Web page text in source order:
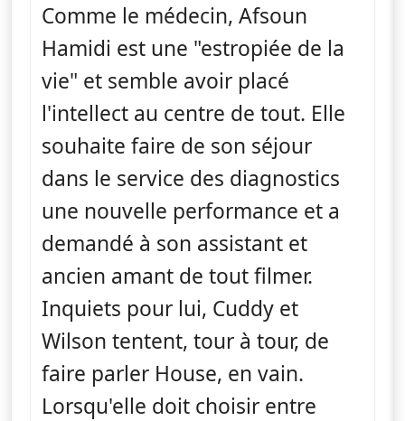
Comme le médecin, Afsoun
Hamidi est une "estropiée de la
vie" et semble avoir placé
l'intellect au centre de tout. Elle
souhaite faire de son séjour
dans le service des diagnostics
une nouvelle performance et a
demandé à son assistant et
ancien amant de tout filmer.
Inquiets pour lui, Cuddy et
Wilson tentent, tour à tour, de
faire parler House, en vain.
Lorsqu'elle doit choisir entre